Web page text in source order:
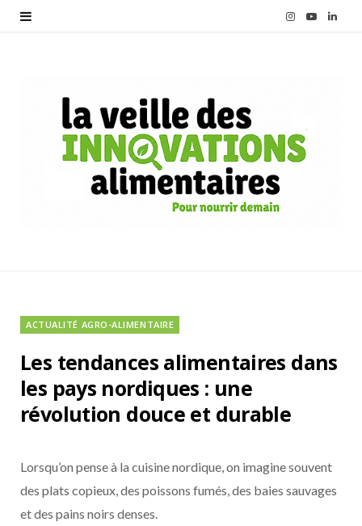
I
a
Y L
ACTUALITÉ AGRO-ALIMENTAIRE
Les tendances alimentaires dans
les pays nordiques : une
révolution douce et durable
Lorsqu’on pense à la cuisine nordique, on imagine souvent
des plats copieux, des poissons fumés, des baies sauvages
et des pains noirs denses.